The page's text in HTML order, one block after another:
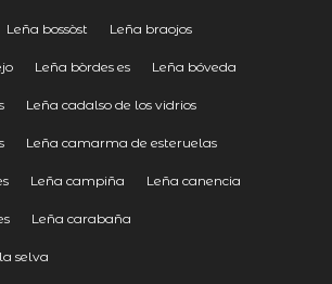
Leña bossòst Leña braojos
Leña bòrdes es Leña bóveda
Leña cadalso de los vidrios
Leña camarma de esteruelas
Leña campiña Leña canencia
Leña carabaña
selva